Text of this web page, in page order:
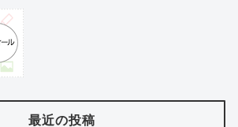
最近の投稿